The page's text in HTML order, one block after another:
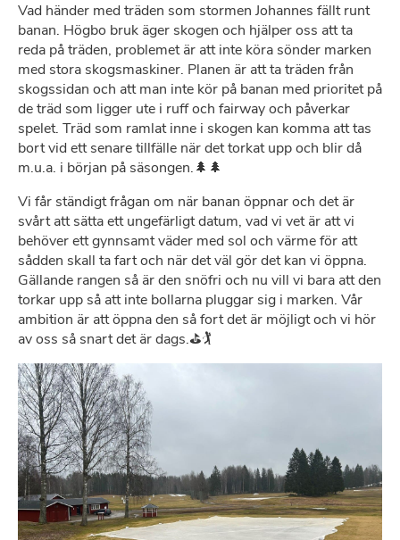
Vad händer med träden som stormen Johannes fällt runt
banan. Högbo bruk äger skogen och hjälper oss att ta
reda på träden, problemet är att inte köra sönder marken
med stora skogsmaskiner. Planen är att ta träden från
skogssidan och att man inte kör på banan med prioritet på
de träd som ligger ute i ruff och fairway och påverkar
spelet. Träd som ramlat inne i skogen kan komma att tas
bort vid ett senare tillfälle när det torkat upp och blir då
m.u.a. i början på säsongen.🌲🌲
Vi får ständigt frågan om när banan öppnar och det är
svårt att sätta ett ungefärligt datum, vad vi vet är att vi
behöver ett gynnsamt väder med sol och värme för att
sådden skall ta fart och när det väl gör det kan vi öppna.
Gällande rangen så är den snöfri och nu vill vi bara att den
torkar upp så att inte bollarna pluggar sig i marken. Vår
ambition är att öppna den så fort det är möjligt och vi hör
av oss så snart det är dags.⛳🏌️